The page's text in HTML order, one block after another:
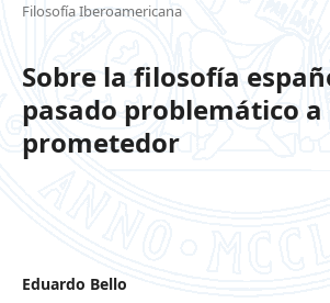
Filosofía Iberoamericana
Sobre la filosofía
pasado problemático
prometedor
Eduardo Bello